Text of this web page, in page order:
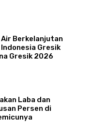
Berkelanjutan
Gresik
Gresik 2026
Laba dan
Persen di